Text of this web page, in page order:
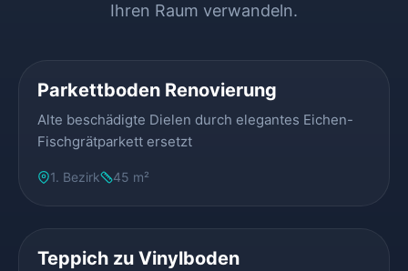
Ihren Raum verwandeln.
Parkettboden Renovierung
Alte beschädigte Dielen durch elegantes Eichen-
Fischgrätparkett ersetzt
1. Bezirk 45 m²
Teppich zu Vinylboden